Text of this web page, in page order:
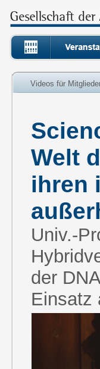
Videos für
Welt
ihren
Univ.-
der
Einsatz